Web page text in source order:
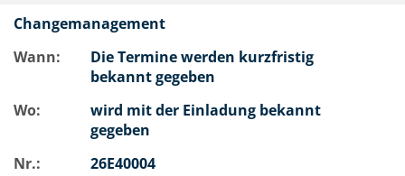
Changemanagement
Wann:
Die Termine werden kurzfristig
bekannt gegeben
Wo:
wird mit der Einladung bekannt
gegeben
Nr.:
26E40004